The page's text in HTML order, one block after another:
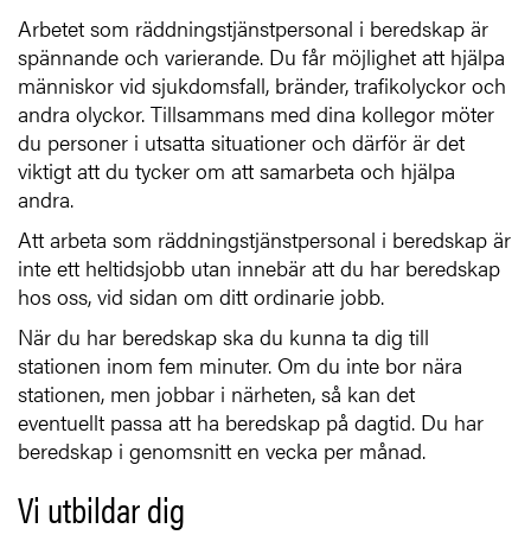
Arbetet som räddningstjänstpersonal i beredskap är
spännande och varierande. Du får möjlighet att hjälpa
människor vid sjukdomsfall, bränder, trafikolyckor och
andra olyckor. Tillsammans med dina kollegor möter
du personer i utsatta situationer och därför är det
viktigt att du tycker om att samarbeta och hjälpa
andra.
Att arbeta som räddningstjänstpersonal i beredskap är
inte ett heltidsjobb utan innebär att du har beredskap
hos oss, vid sidan om ditt ordinarie jobb.
När du har beredskap ska du kunna ta dig till
stationen inom fem minuter. Om du inte bor nära
stationen, men jobbar i närheten, så kan det
eventuellt passa att ha beredskap på dagtid. Du har
beredskap i genomsnitt en vecka per månad.
Vi utbildar dig